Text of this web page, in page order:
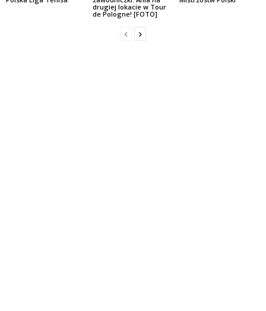
drugiej lokacie w Tour
de Pologne! [FOTO]